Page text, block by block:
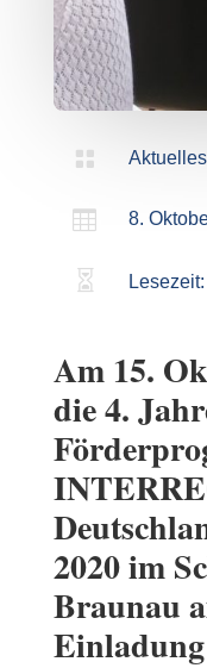
 Aktuelles
 8.
 Lesezeit:
Am 15.
die 4.
2020 im
Braunau